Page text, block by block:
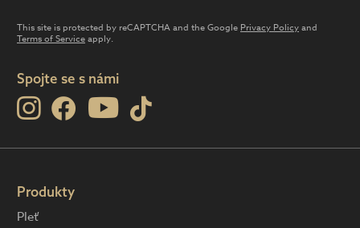
This site is protected by reCAPTCHA and the Google Privacy Policyand
Terms of Serviceapply.
Spojte se s námi
Produkty
Pleť